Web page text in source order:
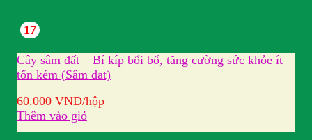
17
Cây sâm đất – Bí kíp bổi bổ, tăng cường sức khỏe ít
tốn kém (Sâm dat)
60.000 VND/hộp
Thêm vào giỏ